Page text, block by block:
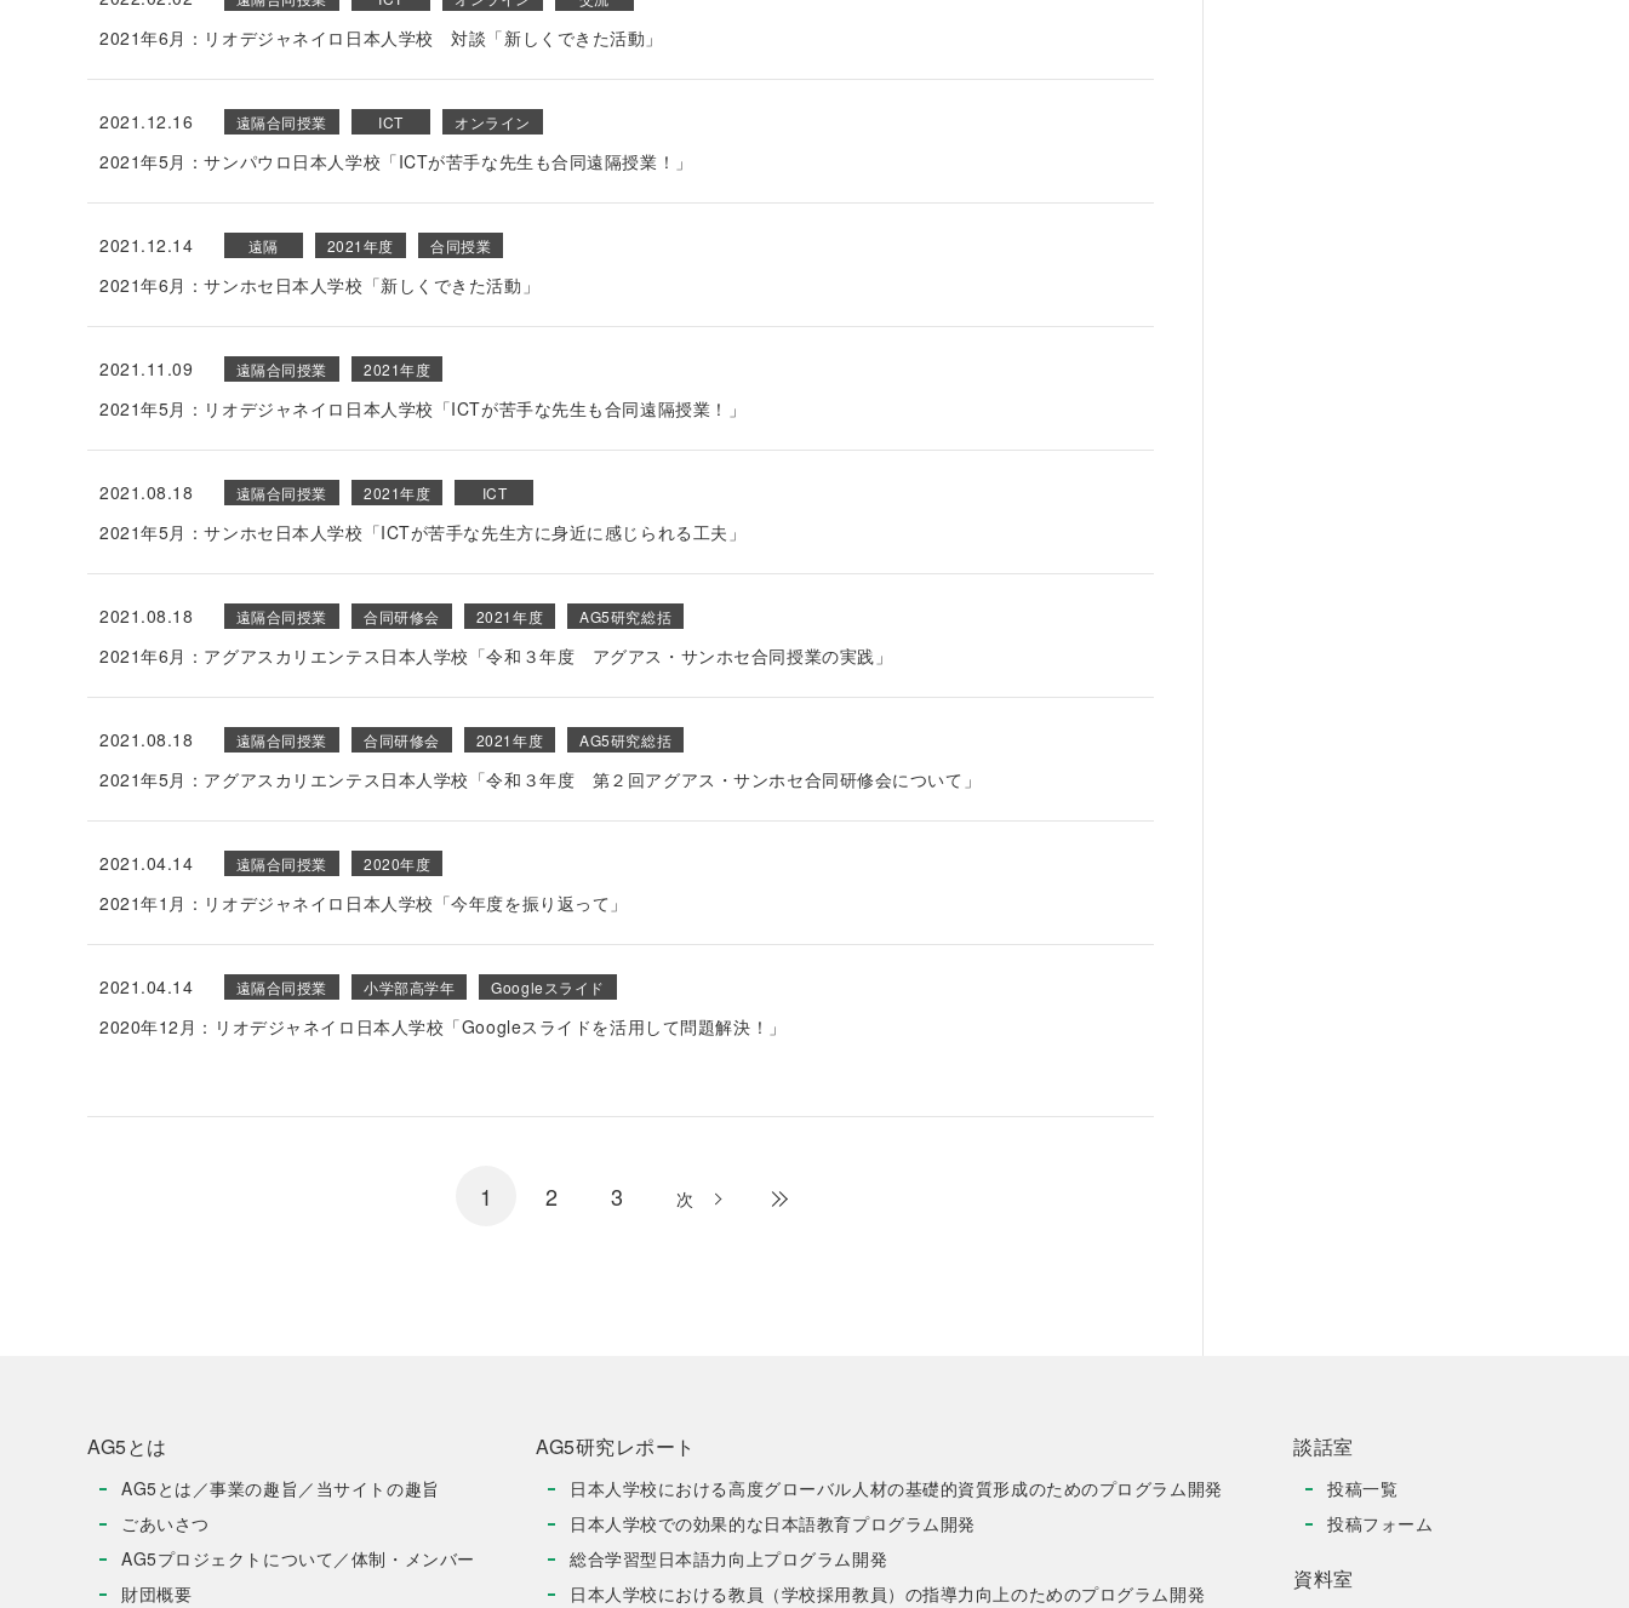
2021年6月：リオデジャネイロ日本人学校 対談「新しくできた活動」
2021.12.16 遠隔合同授業 ICT オンライン
2021年5月：サンパウロ日本人学校「ICTが苦手な先生も合同遠隔授業！」
2021.12.14 遠隔 2021年度 合同授業
2021年6月：サンホセ日本人学校「新しくできた活動」
2021.11.09 遠隔合同授業 2021年度
2021年5月：リオデジャネイロ日本人学校「ICTが苦手な先生も合同遠隔授業！」
2021.08.18 遠隔合同授業 2021年度 ICT
2021年5月：サンホセ日本人学校「ICTが苦手な先生方に身近に感じられる工夫」
2021.08.18 遠隔合同授業 合同研修会 2021年度 AG5研究総括
2021年6月：アグアスカリエンテス日本人学校「令和３年度 アグアス・サンホセ合同授業の実践」
2021.08.18 遠隔合同授業 合同研修会 2021年度 AG5研究総括
2021年5月：アグアスカリエンテス日本人学校「令和３年度 第２回アグアス・サンホセ合同研修会について」
2021.04.14 遠隔合同授業 2020年度
2021年1月：リオデジャネイロ日本人学校「今年度を振り返って」
2021.04.14 遠隔合同授業 小学部高学年 Googleスライド
2020年12月：リオデジャネイロ日本人学校「Googleスライドを活用して問題解決！」
1 2 3 次
AG5とは
AG5とは／事業の趣旨／当サイトの趣旨
ごあいさつ
AG5プロジェクトについて／体制・メンバー
財団概要
AG5研究レポート
日本人学校における高度グローバル人材の基礎的資質形成のためのプログラム開発
日本人学校での効果的な日本語教育プログラム開発
総合学習型日本語力向上プログラム開発
日本人学校における教員（学校採用教員）の指導力向上のためのプログラム開発
談話室
投稿一覧
投稿フォーム
資料室